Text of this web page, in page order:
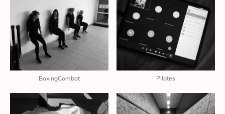
BoxingCombat Pilates